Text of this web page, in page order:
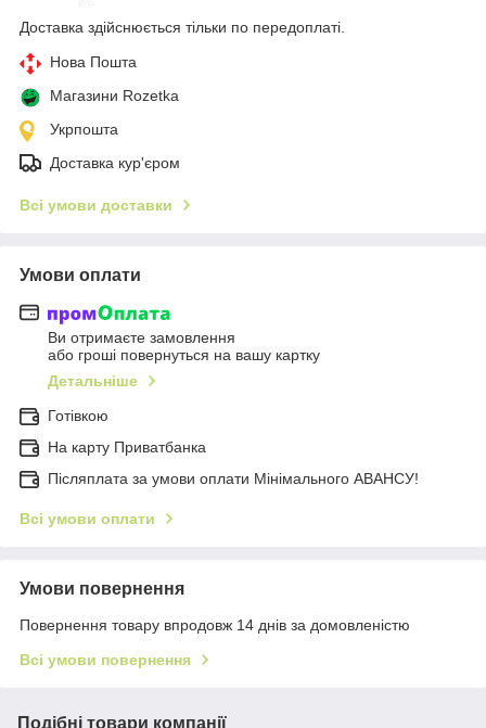
Доставка здійснюється тільки по передоплаті.
Нова Пошта
Магазини Rozetka
Укрпошта
Доставка кур'єром
Всі умови доставки
Умови оплати
Ви отримаєте замовлення
або гроші повернуться на вашу картку
Детальніше
Готівкою
На карту Приватбанка
Післяплата за умови оплати Мінімального АВАНСУ!
Всі умови оплати
Умови повернення
Повернення товару впродовж 14 днів за домовленістю
Всі умови повернення
Подібні товари компанії